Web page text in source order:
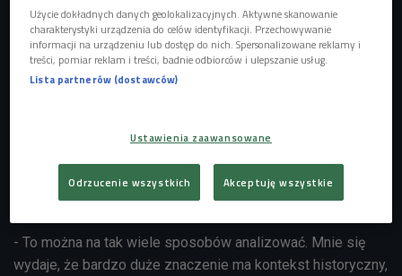
rzadziej. Badania ABC Australia Talks z 2022 roku wykazało,
że 40 proc. osób w wieku 18-24 lat jeszcze nigdy nie
uprawiało seksu. Podobne wyniki prezentuje jedno z badań
Posłuchaj audycji "Bez tabu" o intymności pokolenia Z
- To można na tak wiele sposobów analizować. Mnie się
wydaje, że bardzo duże znaczenie ma kontekst historyczny,
Użycie dokładnych danych geolokalizacyjnych. Aktywne skanowanie
charakterystyki urządzenia do celów identyfikacji. Przechowywanie
informacji na urządzeniu lub dostęp do nich. Spersonalizowane reklamy i
treści, pomiar reklam i treści, badnie odbiorców i ulepszanie usług.
Lista partnerów (dostawców)
Ustawienia zaawansowane
Odrzucenie wszystkich Akceptuję wszystkie